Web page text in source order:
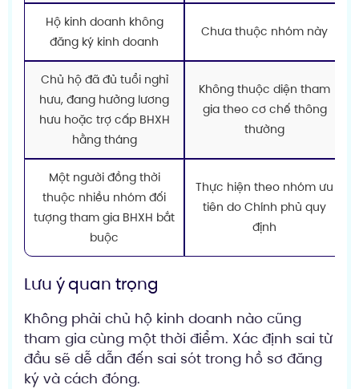
Hộ kinh doanh không
đăng ký kinh doanh
Chưa thuộc nhóm này
Chủ hộ đã đủ tuổi nghỉ
hưu, đang hưởng lương
hưu hoặc trợ cấp BHXH
hằng tháng
Không thuộc diện tham
gia theo cơ chế thông
thường
Một người đồng thời
thuộc nhiều nhóm đối
tượng tham gia BHXH bắt
buộc
Thực hiện theo nhóm ưu
tiên do Chính phủ quy
định
Lưu ý quan trọng
Không phải chủ hộ kinh doanh nào cũng
tham gia cùng một thời điểm. Xác định sai từ
đầu sẽ dễ dẫn đến sai sót trong hồ sơ đăng
ký và cách đóng.